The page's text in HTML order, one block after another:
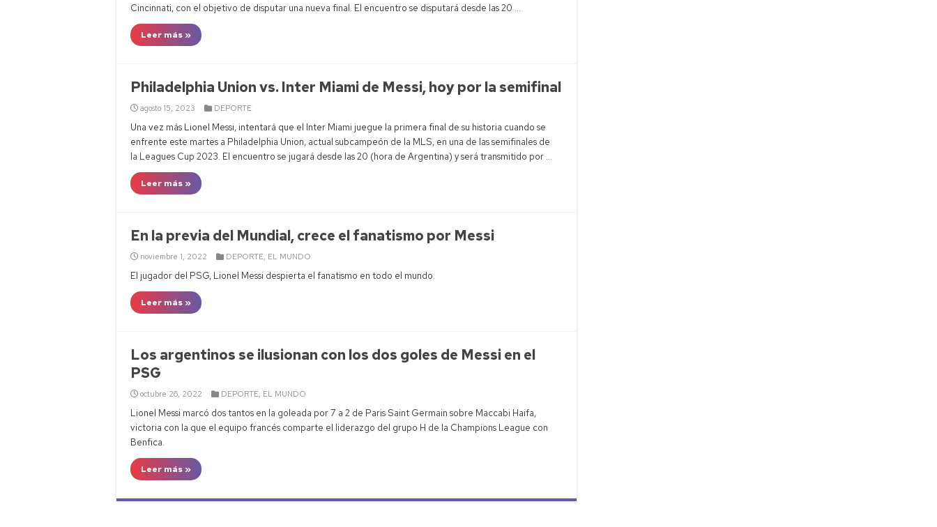
Cincinnati, con el objetivo de disputar una nueva final. El encuentro se disputará desde las 20 …
Leer más »
Philadelphia Union vs. Inter Miami de Messi, hoy por la semifinal
agosto 15, 2023 DEPORTE
Una vez más Lionel Messi, intentará que el Inter Miami juegue la primera final de su historia cuando se
enfrente este martes a Philadelphia Union, actual subcampeón de la MLS, en una de las semifinales de
la Leagues Cup 2023. El encuentro se jugará desde las 20 (hora de Argentina) y será transmitido por …
Leer más »
En la previa del Mundial, crece el fanatismo por Messi
noviembre 1, 2022 DEPORTE, EL MUNDO
El jugador del PSG, Lionel Messi despierta el fanatismo en todo el mundo.
Leer más »
Los argentinos se ilusionan con los dos goles de Messi en el
PSG
octubre 26, 2022 DEPORTE, EL MUNDO
Lionel Messi marcó dos tantos en la goleada por 7 a 2 de Paris Saint Germain sobre Maccabi Haifa,
victoria con la que el equipo francés comparte el liderazgo del grupo H de la Champions League con
Benfica.
Leer más »